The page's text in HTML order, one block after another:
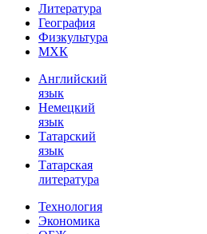
Литература
География
Физкультура
МХК
Английский
язык
Немецкий
язык
Татарский
язык
Татарская
литература
Технология
Экономика